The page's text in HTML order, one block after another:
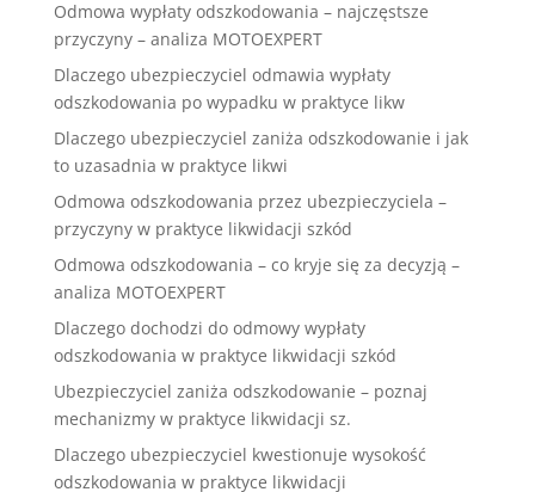
Odmowa wypłaty odszkodowania – najczęstsze
przyczyny – analiza MOTOEXPERT
Dlaczego ubezpieczyciel odmawia wypłaty
odszkodowania po wypadku w praktyce likw
Dlaczego ubezpieczyciel zaniża odszkodowanie i jak
to uzasadnia w praktyce likwi
Odmowa odszkodowania przez ubezpieczyciela –
przyczyny w praktyce likwidacji szkód
Odmowa odszkodowania – co kryje się za decyzją –
analiza MOTOEXPERT
Dlaczego dochodzi do odmowy wypłaty
odszkodowania w praktyce likwidacji szkód
Ubezpieczyciel zaniża odszkodowanie – poznaj
mechanizmy w praktyce likwidacji sz.
Dlaczego ubezpieczyciel kwestionuje wysokość
odszkodowania w praktyce likwidacji